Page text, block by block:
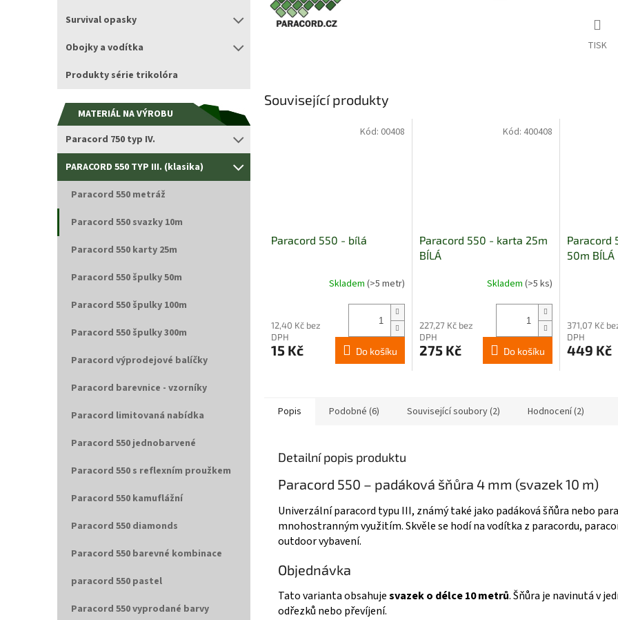
Survival opasky
Obojky a vodítka
Produkty série trikolóra
MATERIÁL NA VÝROBU
Paracord 750 typ IV.
PARACORD 550 TYP III. (klasika)
Paracord 550 metráž
Paracord 550 svazky 10m
Paracord 550 karty 25m
Paracord 550 špulky 50m
Paracord 550 špulky 100m
Paracord 550 špulky 300m
Paracord výprodejové balíčky
Paracord barevnice - vzorníky
Paracord limitovaná nabídka
Paracord 550 jednobarvené
Paracord 550 s reflexním proužkem
Paracord 550 kamuflážní
Paracord 550 diamonds
Paracord 550 barevné kombinace
paracord 550 pastel
Paracord 550 vyprodané barvy
TISK
Související produkty
Paracord 550 - bílá
Skladem (>5 metr)
12,40 Kč bez
DPH
15 Kč Do košíku
Kód: 00408
Paracord 550 - karta 25m
BÍLÁ
je
5,0
z
Skladem(>5 ks)
227,27 Kč bez
DPH
275 Kč Do košíku
Kód: 400408
Paracord
50m BÍLÁ
je
5,0
z
371,07 Kč
DPH
449 Kč
Popis Podobné (6) Související soubory (2) Hodnocení (2)
Detailní popis produktu
Paracord 550 – padáková šňůra 4 mm (svazek 10 m)
Univerzální paracord typu III, známý také jako padáková šňůra nebo
mnohostranným využitím. Skvěle se hodí na vodítka z paracordu,
outdoor vybavení.
Objednávka
Tato varianta obsahujesvazek o délce 10 metrů. Šňůra je navinutá v
odřezků nebo převíjení.